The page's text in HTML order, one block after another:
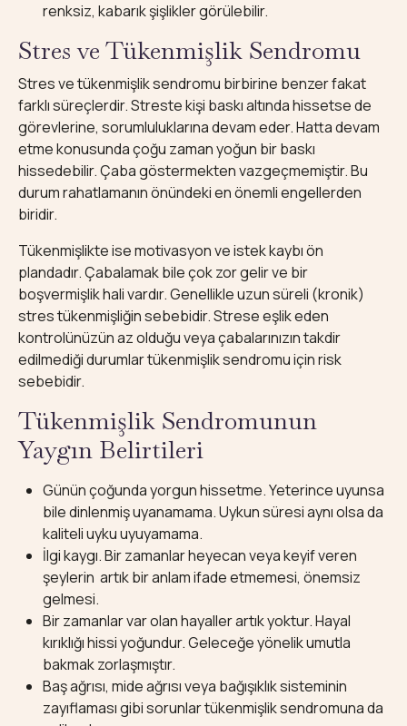
renksiz, kabarık şişlikler görülebilir.
Stres ve Tükenmişlik Sendromu
Stres ve tükenmişlik sendromu birbirine benzer fakat
farklı süreçlerdir. Streste kişi baskı altında hissetse de
görevlerine, sorumluluklarına devam eder. Hatta devam
etme konusunda çoğu zaman yoğun bir baskı
hissedebilir. Çaba göstermekten vazgeçmemiştir. Bu
durum rahatlamanın önündeki en önemli engellerden
biridir.
Tükenmişlikte ise motivasyon ve istek kaybı ön
plandadır. Çabalamak bile çok zor gelir ve bir
boşvermişlik hali vardır. Genellikle uzun süreli (kronik)
stres tükenmişliğin sebebidir. Strese eşlik eden
kontrolünüzün az olduğu veya çabalarınızın takdir
edilmediği durumlar tükenmişlik sendromu için risk
sebebidir.
Tükenmişlik Sendromunun
Yaygın Belirtileri
Günün çoğunda yorgun hissetme. Yeterince uyunsa
bile dinlenmiş uyanamama. Uykun süresi aynı olsa da
kaliteli uyku uyuyamama.
İlgi kaygı. Bir zamanlar heyecan veya keyif veren
şeylerin artık bir anlam ifade etmemesi, önemsiz
gelmesi.
Bir zamanlar var olan hayaller artık yoktur. Hayal
kırıklığı hissi yoğundur. Geleceğe yönelik umutla
bakmak zorlaşmıştır.
Baş ağrısı, mide ağrısı veya bağışıklık sisteminin
zayıflaması gibi sorunlar tükenmişlik sendromuna da